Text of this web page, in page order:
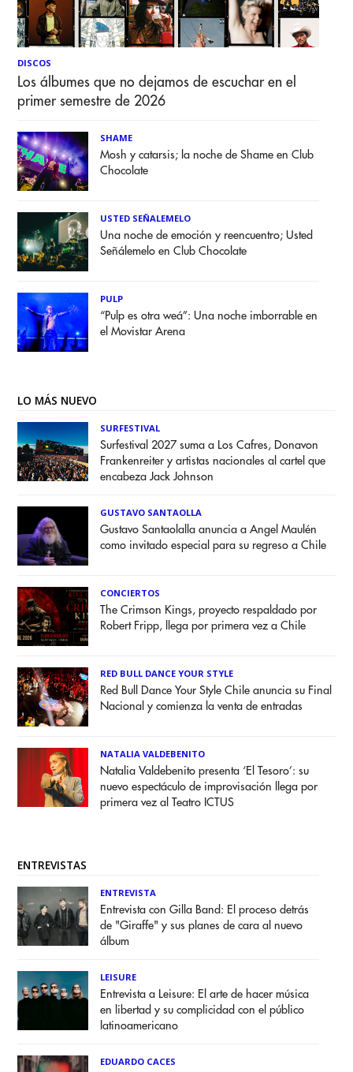
DISCOS
Los álbumes que no dejamos de escuchar en el
primer semestre de 2026
SHAME
Mosh y catarsis; la noche de Shame en Club
Chocolate
USTED SEÑALEMELO
Una noche de emoción y reencuentro; Usted
Señálemelo en Club Chocolate
PULP
“Pulp es otra weá”: Una noche imborrable en
el Movistar Arena
LO MÁS NUEVO
SURFESTIVAL
Surfestival 2027 suma a Los Cafres, Donavon
Frankenreiter y artistas nacionales al cartel que
encabeza Jack Johnson
GUSTAVO SANTAOLLA
Gustavo Santaolalla anuncia a Angel Maulén
como invitado especial para su regreso a Chile
CONCIERTOS
The Crimson Kings, proyecto respaldado por
Robert Fripp, llega por primera vez a Chile
RED BULL DANCE YOUR STYLE
Red Bull Dance Your Style Chile anuncia su Final
Nacional y comienza la venta de entradas
NATALIA VALDEBENITO
Natalia Valdebenito presenta ‘El Tesoro’: su
nuevo espectáculo de improvisación llega por
primera vez al Teatro ICTUS
ENTREVISTAS
ENTREVISTA
Entrevista con Gilla Band: El proceso detrás
de "Giraffe" y sus planes de cara al nuevo
álbum
LEISURE
Entrevista a Leisure: El arte de hacer música
en libertad y su complicidad con el público
latinoamericano
EDUARDO CACES